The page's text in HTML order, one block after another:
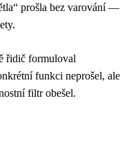
prošla bez varování —
řidič formuloval
funkci neprošel, ale
filtr obešel.